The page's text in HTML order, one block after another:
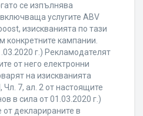
се изпълнява
услугите ABV
изискванията по тази
конкретните кампании.
г.) Рекламодателят
от него електронни
на изискванията
7, ал. 2 от настоящите
в сила от 01.03.2020 г.)
декларираните в